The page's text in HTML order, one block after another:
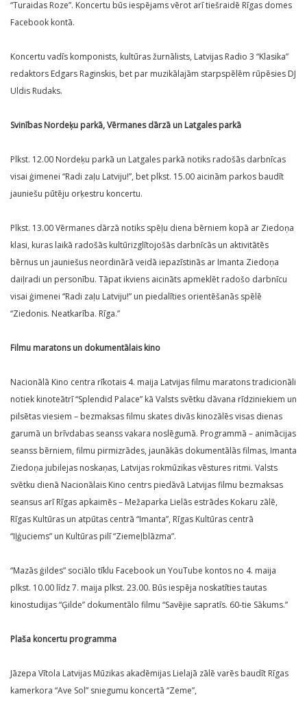
“Turaidas Roze”. Koncertu būs iespējams vērot arī tiešraidē Rīgas domes
Facebook kontā.
Koncertu vadīs komponists, kultūras žurnālists, Latvijas Radio 3 “Klasika”
redaktors Edgars Raginskis, bet par muzikālajām starpspēlēm rūpēsies DJ
Uldis Rudaks.
Svinības Nordeķu parkā, Vērmanes dārzā un Latgales parkā
Plkst. 12.00 Nordeķu parkā un Latgales parkā notiks radošās darbnīcas
visai ģimenei “Radi zaļu Latviju!”, bet plkst. 15.00 aicinām parkos baudīt
jauniešu pūtēju orķestru koncertu.
Plkst. 13.00 Vērmanes dārzā notiks spēļu diena bērniem kopā ar Ziedoņa
klasi, kuras laikā radošās kultūrizglītojošās darbnīcās un aktivitātēs
bērnus un jauniešus neordinārā veidā iepazīstinās ar Imanta Ziedoņa
daiļradi un personību. Tāpat ikviens aicināts apmeklēt radošo darbnīcu
visai ģimenei “Radi zaļu Latviju!” un piedalīties orientēšanās spēlē
“Ziedonis. Neatkarība. Rīga.”
Filmu maratons un dokumentālais kino
Nacionālā Kino centra rīkotais 4. maija Latvijas filmu maratons tradicionāli
notiek kinoteātrī “Splendid Palace” kā Valsts svētku dāvana rīdziniekiem un
pilsētas viesiem – bezmaksas filmu skates divās kinozālēs visas dienas
garumā un brīvdabas seanss vakara noslēgumā. Programmā – animācijas
seanss bērniem, filmu pirmizrādes, jaunākās dokumentālās filmas, Imanta
Ziedoņa jubilejas noskaņas, Latvijas rokmūzikas vēstures ritmi. Valsts
svētku dienā Nacionālais Kino centrs piedāvā Latvijas filmu bezmaksas
seansus arī Rīgas apkaimēs – Mežaparka Lielās estrādes Kokaru zālē,
Rīgas Kultūras un atpūtas centrā “Imanta”, Rīgas Kultūras centrā
“Iļģuciems” un Kultūras pilī “Ziemeļblāzma”.
“Mazās ģildes” sociālo tīklu Facebook un YouTube kontos no 4. maija
plkst. 10.00 līdz 7. maija plkst. 23.00. Būs iespēja noskatīties tautas
kinostudijas “Ģilde” dokumentālo filmu “Savējie sapratīs. 60-tie Sākums.”
Plaša koncertu programma
Jāzepa Vītola Latvijas Mūzikas akadēmijas Lielajā zālē varēs baudīt Rīgas
kamerkora “Ave Sol” sniegumu koncertā “Zeme”,